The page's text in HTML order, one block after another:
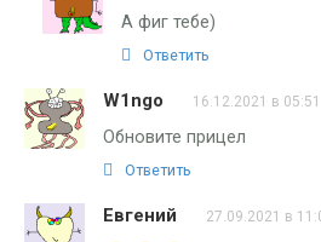
А фиг тебе)
Ответить
W1ngo 16.12.2021 в 05:51
Обновите прицел
Ответить
Евгений 27.09.2021 в